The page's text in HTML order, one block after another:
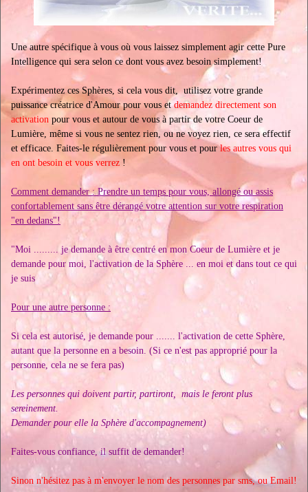
Une autre spécifique à vous où vous laissez simplement agir cette Pure
Intelligence qui sera selon ce dont vous avez besoin simplement!
Expérimentez ces Sphères, si cela vous dit, utilisez votre grande
puissance créatrice d'Amour pour vous etdemandez directement son
activation pour vous et autour de vous à partir de votre Coeur de
Lumière, même si vous ne sentez rien, ou ne voyez rien, ce sera effectif
et efficace. Faites-le régulièrement pour vous et pourles autres vous qui
en ont besoin et vous verrez !
Comment demander : Prendre un temps pour vous, allongé ou assis
confortablement sans être dérangé votre attention sur votre respiration
"en dedans"!
"Moi ......... je demande à être centré en mon Coeur de Lumière et je
demande pour moi, l'activation de la Sphère ... en moi et dans tout ce qui
je suis
Pour une autre personne :
Si cela est autorisé, je demande pour ....... l'activation de cette Sphère,
autant que la personne en a besoin. (Si ce n'est pas approprié pour la
personne, cela ne se fera pas)
Les personnes qui doivent partir, partiront, mais le feront plus
sereinement.
Demander pour elle la Sphère d'accompagnement)
Faites-vous confiance, il suffit de demander!
Sinon n'hésitez pas à m'envoyer le nom des personnes par sms, ou Email!